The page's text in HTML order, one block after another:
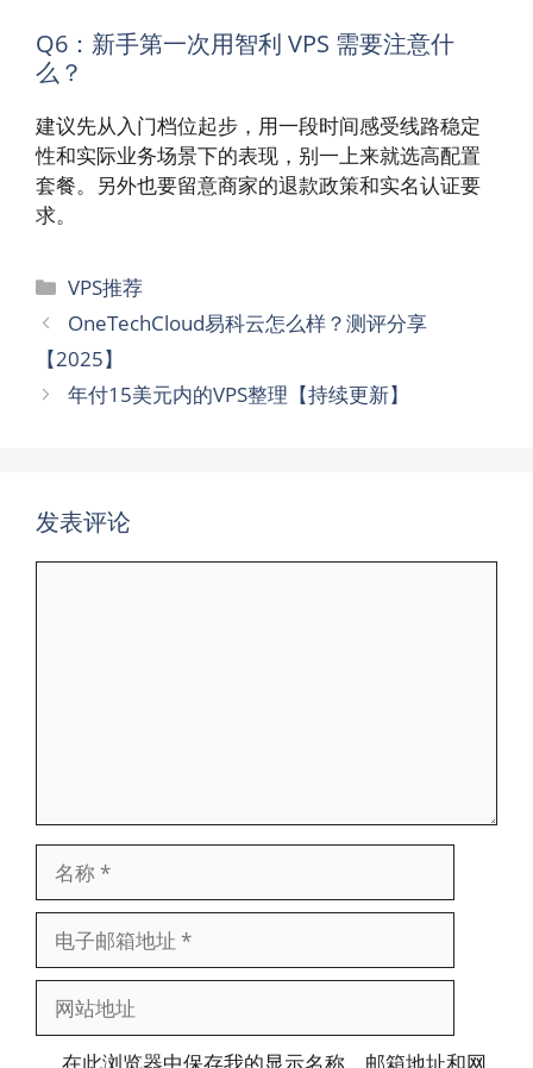
Q6：新手第一次用智利 VPS 需要注意什
么？
建议先从入门档位起步，用一段时间感受线路稳定
性和实际业务场景下的表现，别一上来就选高配置
套餐。另外也要留意商家的退款政策和实名认证要
求。
分
类
VPS推荐
OneTechCloud易科云怎么样？测评分享
【2025】
年付15美元内的VPS整理【持续更新】
发表评论
邮
地
在此浏览器中保存我的显示名称、邮箱地址和网